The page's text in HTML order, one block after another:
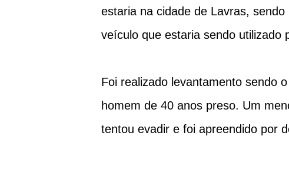
estaria na cidade de Lavras,
veículo que estaria sendo utilizado
Foi realizado levantamento sendo
homem de 40 anos preso. Um
tentou evadir e foi apreendido por